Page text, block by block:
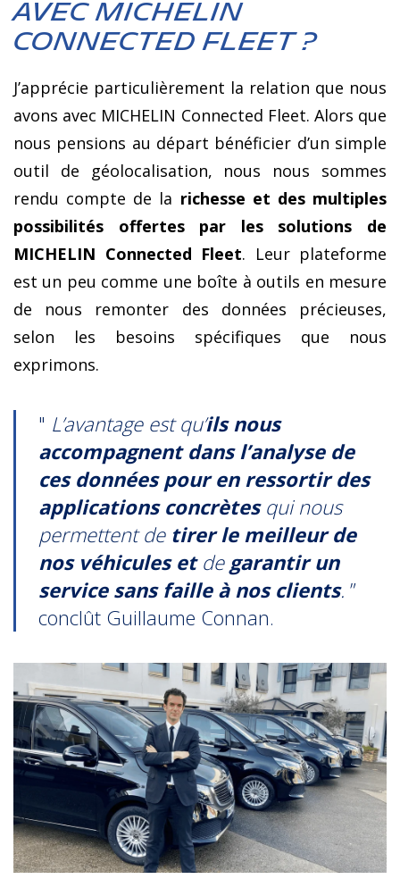
avec MICHELIN
Connected Fleet ?
J’apprécie particulièrement la relation que nous
avons avec MICHELIN Connected Fleet. Alors que
nous pensions au départ bénéficier d’un simple
outil de géolocalisation, nous nous sommes
rendu compte de la richesse et des multiples
possibilités offertes par les solutions de
MICHELIN Connected Fleet. Leur plateforme
est un peu comme une boîte à outils en mesure
de nous remonter des données précieuses,
selon les besoins spécifiques que nous
exprimons.
" L’avantage est qu’ils nous
accompagnent dans l’analyse de
ces données pour en ressortir des
applications concrètes qui nous
permettent detirer le meilleur de
nos véhicules et degarantir un
service sans faille à nos clients.”
conclût Guillaume Connan.